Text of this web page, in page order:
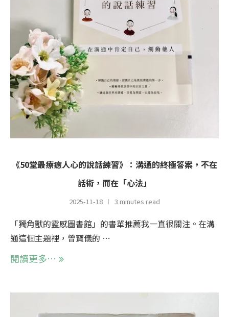
《50堂最療癒人心的說話練習》：溝通的終極答案，不在
話術，而在「心法」
2025-11-18 3 minutes read
「獨角獸的靈感圖書館」的書單推薦我一直很關注。在溝
通這個主題裡，曾寶儀的 …
閱讀更多…